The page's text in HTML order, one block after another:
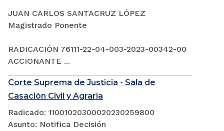
JUAN CARLOS SANTACRUZ LÓPEZ
Magistrado Ponente
RADICACIÓN 76111-22-04-003-2023-00342-00
ACCIONANTE ...
Corte Suprema de Justicia - Sala de
Casación Civil y Agraria
Radicado: 11001020300020230259800
Asunto: Notifica Decisión